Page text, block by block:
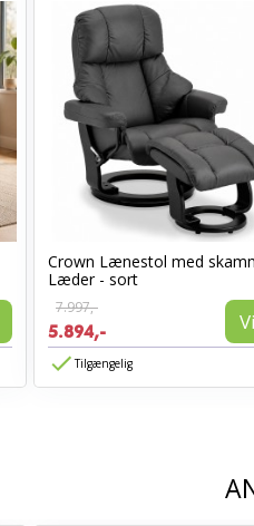
Crown Lænestol med
Læder - sort
7.997,-
5.894,-
Tilgængelig